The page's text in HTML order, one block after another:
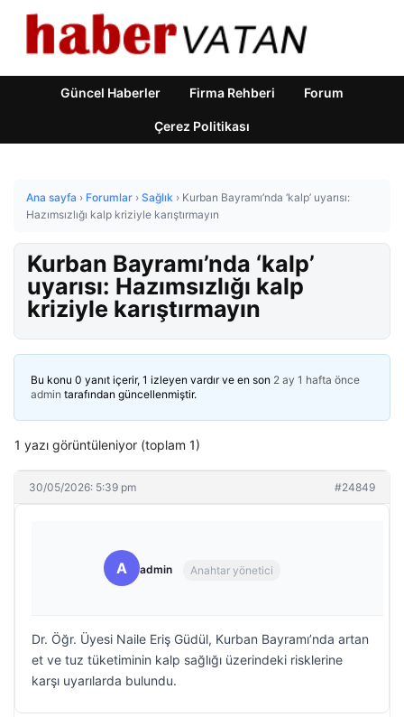
Güncel Haberler Firma Rehberi Forum
Çerez Politikası
Ana sayfa › Forumlar › Sağlık › Kurban Bayramı’nda ‘kalp’ uyarısı:
Hazımsızlığı kalp kriziyle karıştırmayın
Kurban Bayramı’nda ‘kalp’
uyarısı: Hazımsızlığı kalp
kriziyle karıştırmayın
Bu konu 0 yanıt içerir, 1 izleyen vardır ve en son 2 ay 1 hafta önce
admin tarafından güncellenmiştir.
1 yazı görüntüleniyor (toplam 1)
30/05/2026: 5:39 pm #24849
A admin Anahtar yönetici
Dr. Öğr. Üyesi Naile Eriş Güdül, Kurban Bayramı’nda artan
et ve tuz tüketiminin kalp sağlığı üzerindeki risklerine
karşı uyarılarda bulundu.